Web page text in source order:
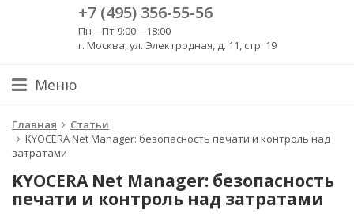
+7 (495) 356-55-56
Пн—Пт 9:00—18:00
г. Москва, ул. Электродная, д. 11, стр. 19
Меню
Главная
Статьи
KYOCERA Net Manager: безопасность печати и контроль над
затратами
KYOCERA Net Manager: безопасность
печати и контроль над затратами